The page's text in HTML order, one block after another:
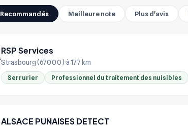
Recommandés Meilleure note Plus d'avis
RSP Services
Strasbourg (67000) à 17.7 km
Serrurier Professionnel du traitement des nuisibles
ALSACE PUNAISES DETECT